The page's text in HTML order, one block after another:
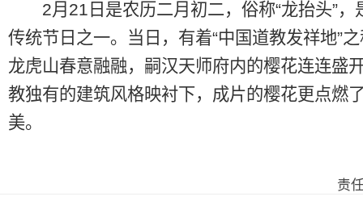
2月21日是农历二月初二，俗称“龙抬头”，
传统节日之一。当日，有着“中国道教发祥地”
龙虎山春意融融，嗣汉天师府内的樱花连连盛
教独有的建筑风格映衬下，成片的樱花更点燃
美。
责